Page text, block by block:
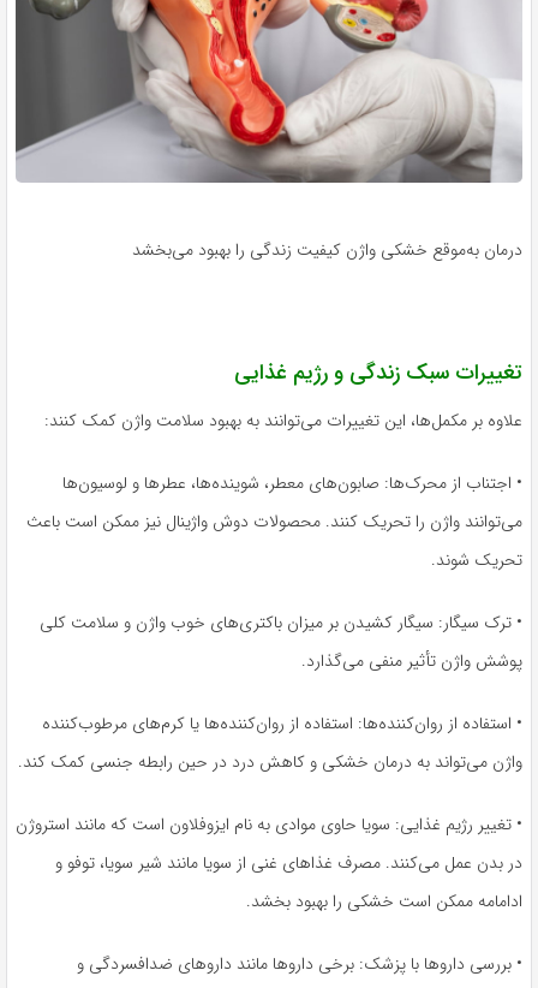
درمان به‌موقع خشکی واژن کیفیت زندگی را بهبود می‌بخشد
تغییرات سبک زندگی و رژیم غذایی
علاوه بر مکمل‌ها، این تغییرات می‌توانند به بهبود سلامت واژن کمک کنند:
• اجتناب از محرک‌ها: صابون‌های معطر، شوینده‌ها، عطرها و لوسیون‌ها
می‌توانند واژن را تحریک کنند. محصولات دوش واژینال نیز ممکن است باعث
تحریک شوند.
• ترک سیگار: سیگار کشیدن بر میزان باکتری‌های خوب واژن و سلامت کلی
پوشش واژن تأثیر منفی می‌گذارد.
• استفاده از روان‌کننده‌ها: استفاده از روان‌کننده‌ها یا کرم‌های مرطوب‌کننده
واژن می‌تواند به درمان خشکی و کاهش درد در حین رابطه جنسی کمک کند.
• تغییر رژیم غذایی: سویا حاوی موادی به نام ایزوفلاون است که مانند استروژن
در بدن عمل می‌کنند. مصرف غذاهای غنی از سویا مانند شیر سویا، توفو و
ادامامه ممکن است خشکی را بهبود بخشد.
• بررسی داروها با پزشک: برخی داروها مانند داروهای ضدافسردگی و